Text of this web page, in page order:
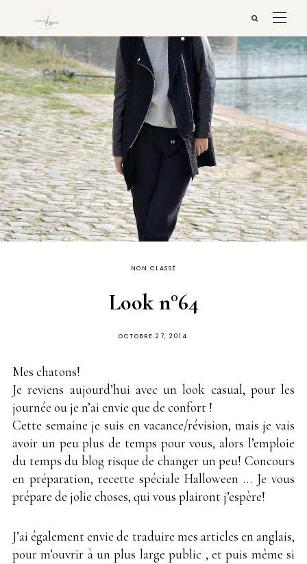
NON CLASSÉ
Look n°64
PUBLIÉ
OCTOBRE 27, 2014
Mes chatons!
Je reviens aujourd’hui avec un look casual, pour les
journée ou je n’ai envie que de confort !
Cette semaine je suis en vacance/révision, mais je vais
avoir un peu plus de temps pour vous, alors l’emploie
du temps du blog risque de changer un peu! Concours
en préparation, recette spéciale Halloween … Je vous
prépare de jolie choses, qui vous plairont j’espère!
J’ai également envie de traduire mes articles en anglais,
pour m’ouvrir à un plus large public , et puis même si